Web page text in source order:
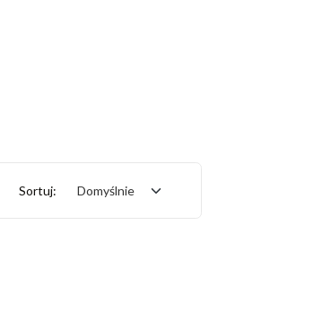
Sortuj: Domyślnie